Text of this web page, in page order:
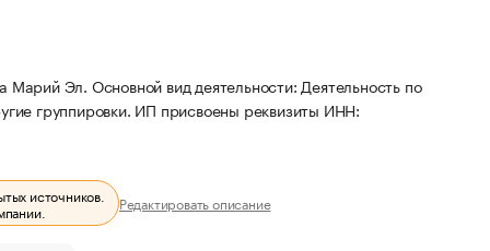
Эл. Основной вид деятельности: Деятельность по
группировки. ИП присвоены реквизиты ИНН:
источников.
Редактировать описание